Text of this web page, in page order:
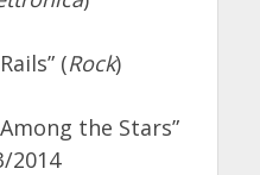
(Rock)
the Stars”
2014